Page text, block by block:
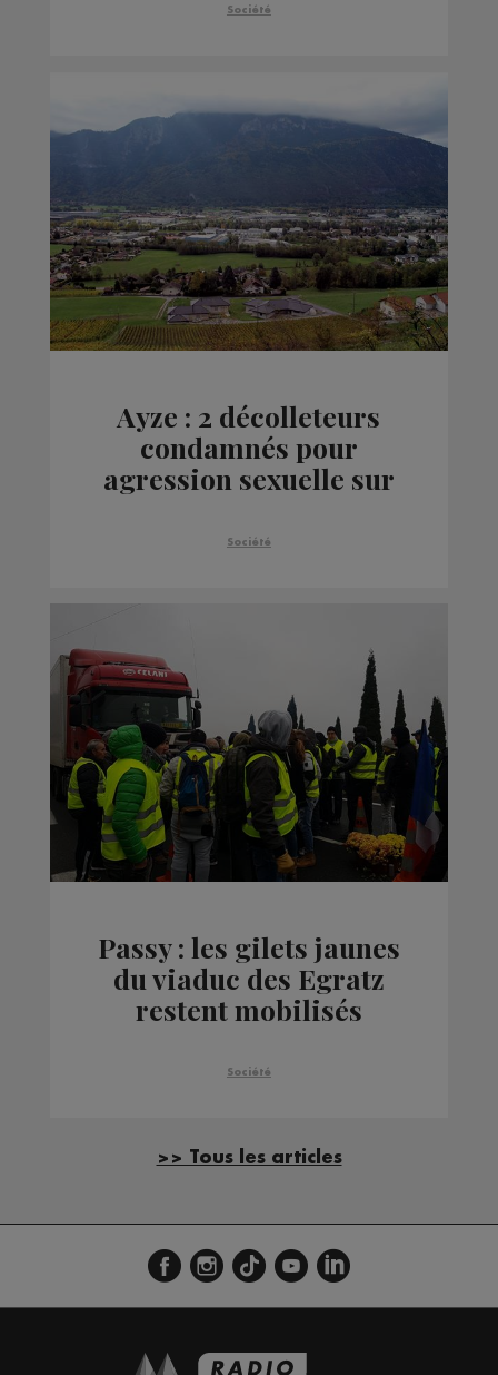
Paris interpellé
Société
Ayze : 2 décolleteurs
condamnés pour
agression sexuelle sur
Société
Passy : les gilets jaunes
du viaduc des Egratz
restent mobilisés
Société
>> Tous les articles